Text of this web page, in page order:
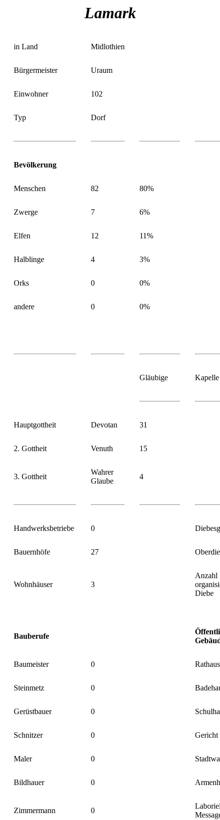
Lamark
in Land Midlothien
Bürgermeister Uraum
Einwohner 102
Typ Dorf
Bevölkerung
Menschen 82 80%
Zwerge 7 6%
Elfen 12 11%
Halblinge 4 3%
Orks 0 0%
andere 0 0%
Gläubige Kapelle
Hauptgottheit Devotan 31
2. Gottheit Venuth 15
3. Gottheit
Wahrer
Glaube
4
Handwerksbetriebe 0
Bauernhöfe 27
Wohnhäuser 3
Anzahl
Diebe
Bauberufe
Baumeister 0 Rathaus
Steinmetz 0
Gerüstbauer 0
Schnitzer 0 Gericht
Maler 0
Bildhauer 0
Zimmermann 0